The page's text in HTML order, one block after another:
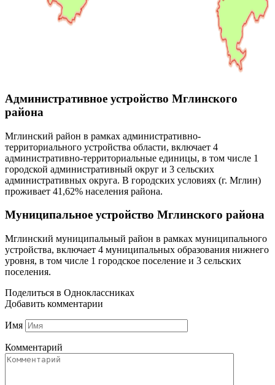
Административное устройство Мглинского
района
Мглинский район в рамках административно-
территориального устройства области, включает 4
административно-территориальные единицы, в том числе 1
городской административный округ и 3 сельских
административных округа. В городских условиях (г. Мглин)
проживает 41,62% населения района.
Муниципальное устройство Мглинского района
Мглинский муниципальный район в рамках муниципального
устройства, включает 4 муниципальных образования нижнего
уровня, в том числе 1 городское поселение и 3 сельских
поселения.
Поделиться в Одноклассниках
Добавить комментарии
Имя
Комментарий